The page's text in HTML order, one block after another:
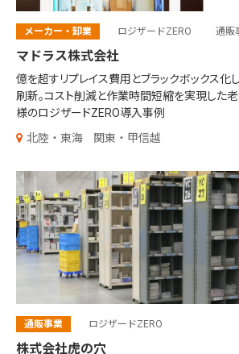
メーカー・卸業 ロジザードZERO 通販
マドラス株式会社
億を超すリプレイス費用とブラックボックス化
刷新。コスト削減と作業時間短縮を実現した老
様のロジザードZERO導入事例
北陸・東海
関東・甲信越
通販事業 ロジザードZERO
株式会社虎の穴